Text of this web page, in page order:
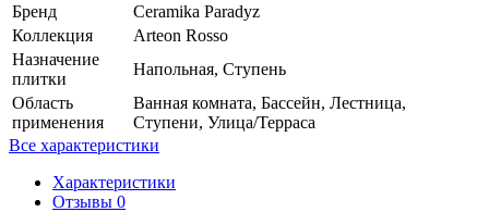
Бренд
Ceramika Paradyz
Коллекция
Arteon Rosso
Назначение
плитки
Напольная, Ступень
Область
применения
Ванная комната, Бассейн, Лестница,
Ступени, Улица/Терраса
Все характеристики
Характеристики
Отзывы 0